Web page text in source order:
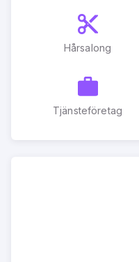
Hårsalong
Tjänsteföretag